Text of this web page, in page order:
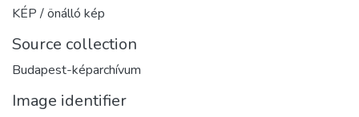
KÉP / önálló kép
Source collection
Budapest-képarchívum
Image identifier